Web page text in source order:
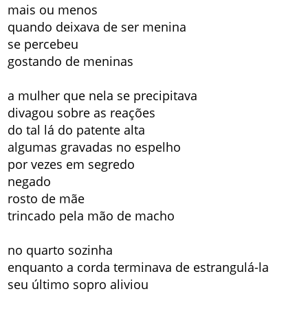
mais ou menos
quando deixava de ser menina
se percebeu
gostando de meninas
a mulher que nela se precipitava
divagou sobre as reações
do tal lá do patente alta
algumas gravadas no espelho
por vezes em segredo
negado
rosto de mãe
trincado pela mão de macho
no quarto sozinha
enquanto a corda terminava de estrangulá-la
seu último sopro aliviou